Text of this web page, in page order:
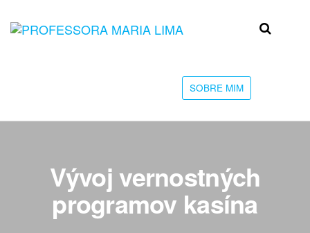
Professora
faculdade
SOBRE MIM
Vývoj vernostných
programov kasína